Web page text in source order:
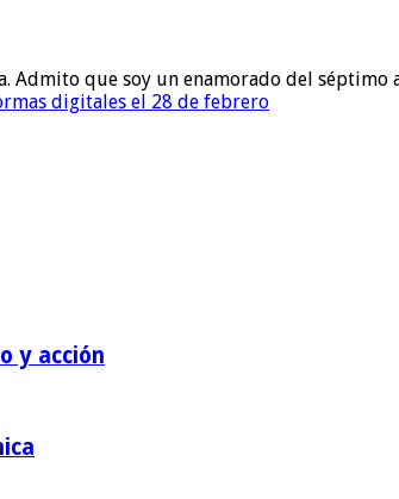
Admito que soy un enamorado del
digitales el 28 de febrero
y acción